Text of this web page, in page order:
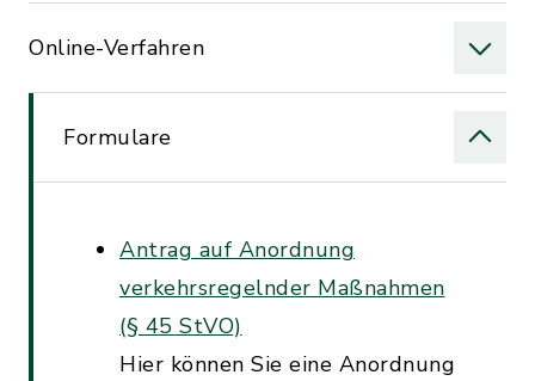
Online-Verfahren
Formulare
Antrag auf Anordnung
verkehrsregelnder Maßnahmen
(§ 45 StVO)
Hier können Sie eine Anordnung